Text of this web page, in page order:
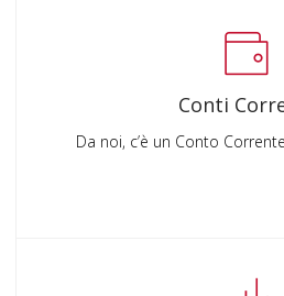
Conti
Da noi, c’è un Conto